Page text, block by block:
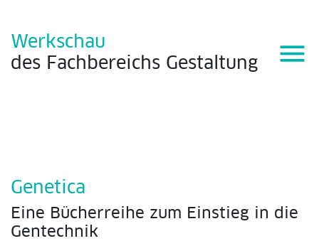
Werkschau
des Fachbereichs Gestaltung menu
Genetica
Eine Bücherreihe zum Einstieg in die
Gentechnik